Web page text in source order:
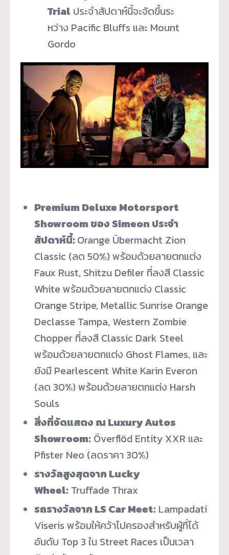
Trial ประจำสัปดาห์นี้จะจัดขึ้นระ
หว่าง Pacific Bluffs และ Mount
Gordo
Premium Deluxe Motorsport
Showroom ของ Simeon ประจำ
สัปดาห์นี้: Orange Übermacht Zion
Classic (ลด 50%) พร้อมด้วยลายตกแต่ง
Faux Rust, Shitzu Defiler ที่ลงสี Classic
White พร้อมด้วยลายตกแต่ง Classic
Orange Stripe, Metallic Sunrise Orange
Declasse Tampa, Western Zombie
Chopper ที่ลงสี Classic Dark Steel
พร้อมด้วยลายตกแต่ง Ghost Flames, และ
ยังมี Pearlescent White Karin Everon
(ลด 30%) พร้อมด้วยลายตกแต่ง Harsh
Souls
สิ่งที่จัดแสดง ณ Luxury Autos
Showroom: Överflöd Entity XXR และ
Pfister Neo (ลดราคา 30%)
รางวัลสูงสุดจาก Lucky
Wheel: Truffade Thrax
รถรางวัลจาก LS Car Meet: Lampadati
Viseris พร้อมให้คว้าไปครองสำหรับผู้ที่ได้
อันดับ Top 3 ใน Street Races เป็นเวลา